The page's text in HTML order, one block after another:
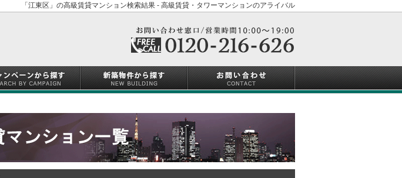
「江東区」の高級賃貸マンション検索結果 - 高級賃貸・タワーマンションのアライバル